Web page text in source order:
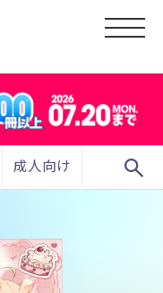
成人向け search